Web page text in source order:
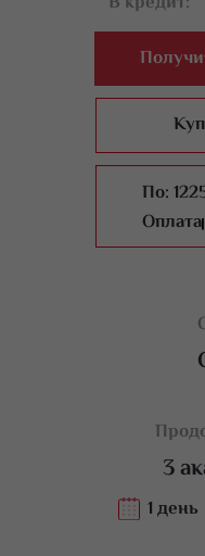
процедуры
Ошибки при
Противопоказания
По:
Оплата
3
1 день